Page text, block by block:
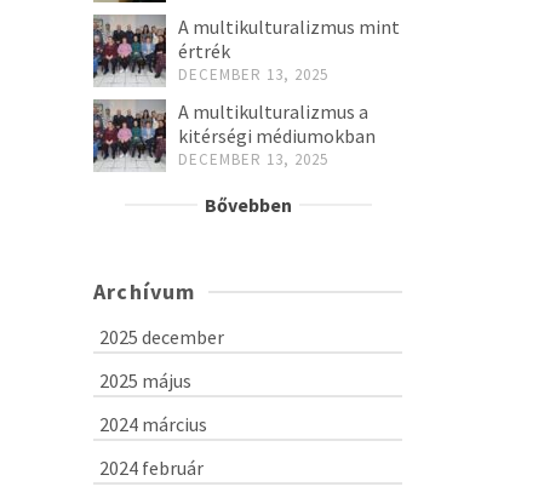
A multikulturalizmus mint
értrék
DECEMBER 13, 2025
A multikulturalizmus a
kitérségi médiumokban
DECEMBER 13, 2025
Bővebben
Archívum
2025 december
2025 május
2024 március
2024 február